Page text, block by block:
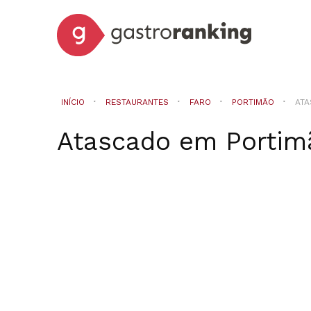
INÍCIO RESTAURANTES FARO PORTIMÃO
Atascado em